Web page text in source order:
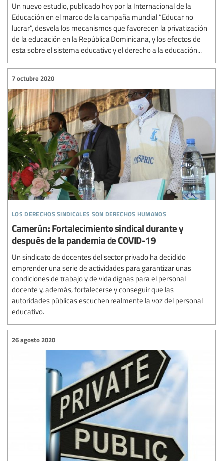
Un nuevo estudio, publicado hoy por la Internacional de la
Educación en el marco de la campaña mundial “Educar no
lucrar”, desvela los mecanismos que favorecen la privatización
de la educación en la República Dominicana, y los efectos de
esta sobre el sistema educativo y el derecho a la educación...
los derechos sindicales son derechos humanos
7 octubre 2020
Camerún: Fortalecimiento sindical durante y
después de la pandemia de COVID-19
Un sindicato de docentes del sector privado ha decidido
emprender una serie de actividades para garantizar unas
condiciones de trabajo y de vida dignas para el personal
docente y, además, fortalecerse y conseguir que las
autoridades públicas escuchen realmente la voz del personal
educativo.
26 agosto 2020